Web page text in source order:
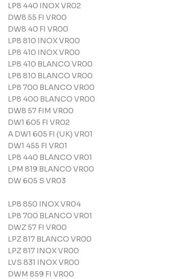
LP8 440 INOX VR02
DW8 55 FI VR00
DW8 40 FI VR00
LP8 810 INOX VR00
LP8 410 INOX VR00
LP8 410 BLANCO VR00
LP8 810 BLANCO VR00
LP8 700 BLANCO VR00
LP8 400 BLANCO VR00
DW8 57 FIM VR00
DW1 605 FI VR02
A DW1 605 FI (UK) VR01
DW1 455 FI VR01
LP8 440 BLANCO VR01
LPM 819 BLANCO VR00
DW 605 S VR03
LP8 850 INOX VR04
LP8 700 BLANCO VR01
DWZ 57 FI VR00
LPZ 817 BLANCO VR00
LPZ 817 INOX VR00
LVS 831 INOX VR00
DWM 859 FI VR00